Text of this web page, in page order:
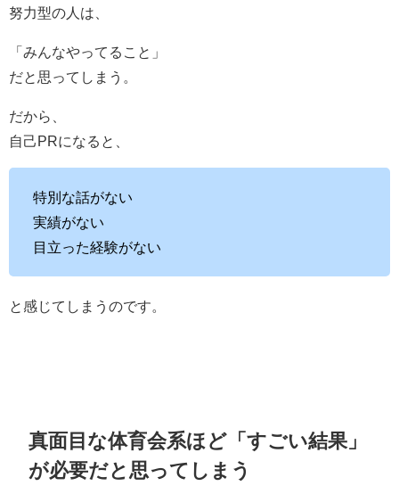
努力型の人は、
「みんなやってること」
だと思ってしまう。
だから、
自己PRになると、
特別な話がない
実績がない
目立った経験がない
と感じてしまうのです。
真面目な体育会系ほど「すごい結果」
が必要だと思ってしまう